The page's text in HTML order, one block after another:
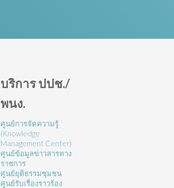
บริการ ปปช./
พนง.
ศูนย์การจัดความรู้
(Knowledge
Management Center)
ศูนย์ข้อมูลข่าวสารทาง
ราชการ
ศูนย์ยุติธรรมชุมชน
ศูนย์รับเรื่องราวร้อง